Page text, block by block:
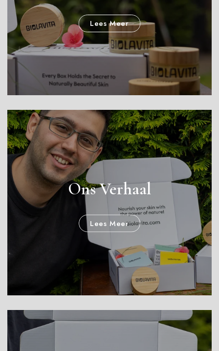
Lees Meer
Ons Verhaal
Lees Meer